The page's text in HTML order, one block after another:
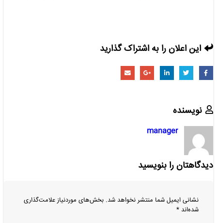
این اعلان را به اشتراک گذارید
نویسنده
manager
دیدگاهتان را بنویسید
نشانی ایمیل شما منتشر نخواهد شد. بخش‌های موردنیاز علامت‌گذاری
شده‌اند *